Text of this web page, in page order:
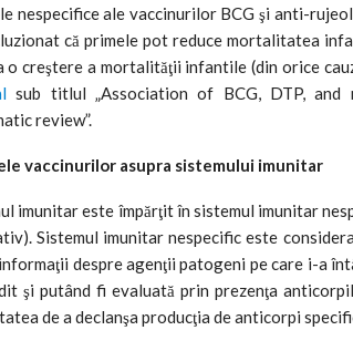
nespecifice ale vaccinurilor BCG şi anti-
că primele pot reduce mortalitatea
o creştere a mortalităţii infantile (din orice
sub titlul „Association of BCG, DTP, and
review”.
vaccinurilor asupra sistemului imunitar
imunitar este împărţit în sistemul imunitar
Sistemul imunitar nespecific este
despre agenţii patogeni pe care i-a
şi putând fi evaluată prin prezenţa
de a declanşa producţia de anticorpi